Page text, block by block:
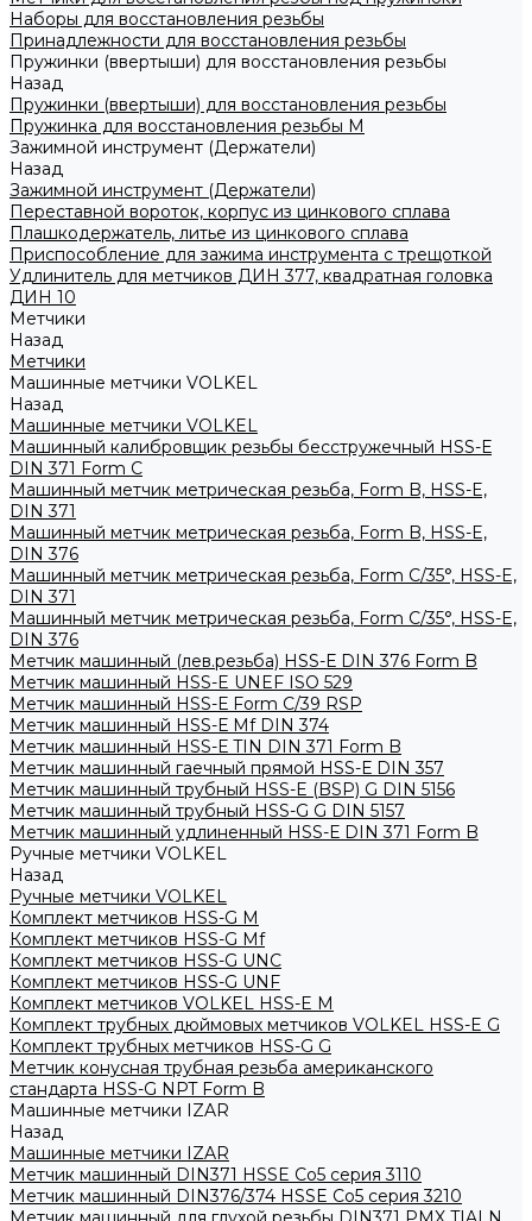
Наборы для восстановления резьбы
Принадлежности для восстановления резьбы
Пружинки (ввертыши) для восстановления резьбы
Назад
Пружинки (ввертыши) для восстановления резьбы
Пружинка для восстановления резьбы M
Зажимной инструмент (Держатели)
Назад
Зажимной инструмент (Держатели)
Переставной вороток, корпус из цинкового сплава
Плашкодержатель, литье из цинкового сплава
Приспособление для зажима инструмента с трещоткой
Удлинитель для метчиков ДИН 377, квадратная головка
ДИН 10
Метчики
Назад
Метчики
Машинные метчики VOLKEL
Назад
Машинные метчики VOLKEL
Машинный калибровщик резьбы бесстружечный HSS-Е
DIN 371 Form C
Машинный метчик метрическая резьба, Form B, HSS-E,
DIN 371
Машинный метчик метрическая резьба, Form B, HSS-E,
DIN 376
Машинный метчик метрическая резьба, Form С/35°, HSS-E,
DIN 371
Машинный метчик метрическая резьба, Form С/35°, HSS-E,
DIN 376
Метчик машинный (лев.резьба) HSS-Е DIN 376 Form B
Метчик машинный HSS-E UNEF ISO 529
Метчик машинный HSS-Е Form C/39 RSP
Метчик машинный HSS-Е Mf DIN 374
Метчик машинный HSS-Е TIN DIN 371 Form B
Метчик машинный гаечный прямой HSS-Е DIN 357
Метчик машинный трубный HSS-E (BSP) G DIN 5156
Метчик машинный трубный HSS-G G DIN 5157
Метчик машинный удлиненный HSS-Е DIN 371 Form B
Ручные метчики VOLKEL
Назад
Ручные метчики VOLKEL
Комплект метчиков HSS-G M
Комплект метчиков HSS-G Mf
Комплект метчиков HSS-G UNC
Комплект метчиков HSS-G UNF
Комплект метчиков VOLKEL HSS-E M
Комплект трубных дюймовых метчиков VOLKEL HSS-E G
Комплект трубных метчиков HSS-G G
Метчик конусная трубная резьба американского
стандарта HSS-G NPT Form B
Машинные метчики IZAR
Назад
Машинные метчики IZAR
Метчик машинный DIN371 HSSE Co5 серия 3110
Метчик машинный DIN376/374 HSSE Co5 серия 3210